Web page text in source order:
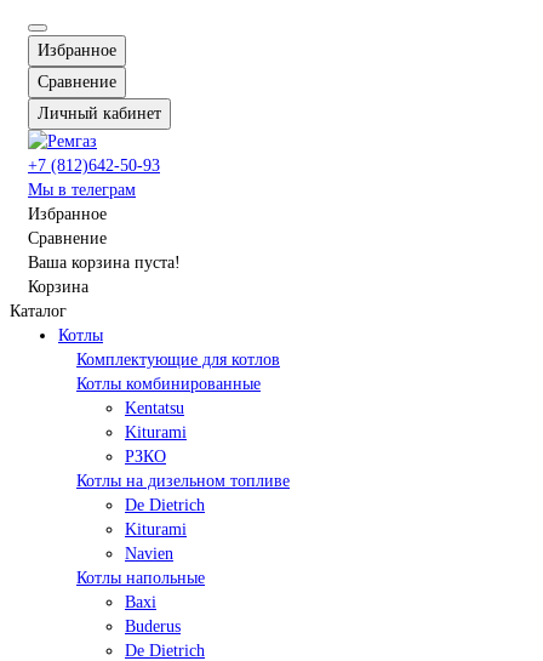
Избранное
Сравнение
Личный кабинет
+7 (812)642-50-93
Мы в телеграм
Избранное
Сравнение
Ваша корзина пуста!
Корзина
Каталог
Котлы
Комплектующие для котлов
Котлы комбинированные
Kentatsu
Kiturami
РЗКО
Котлы на дизельном топливе
De Dietrich
Kiturami
Navien
Котлы напольные
Baxi
Buderus
De Dietrich